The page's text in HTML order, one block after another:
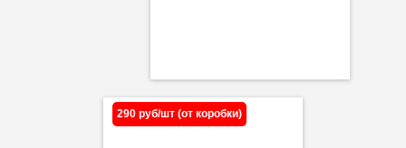
290 руб/шт (от коробки)